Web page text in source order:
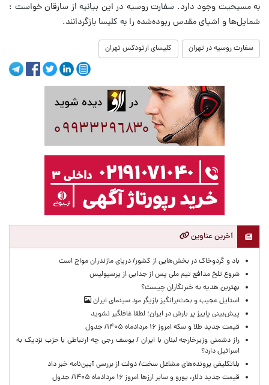
به مسیحیت وجود دارد. سفارت روسیه در این بیانیه از سارقان خواست :
شمایل‌ها و اشیای مقدس ربوده‌شده را به کلیسا بازگردانند.
سفارت روسیه در تهران کلیسای ارتودکس تهران
آخرین عناوین
باد و گردوخاک در بخش‌هایی از کشور/ دریای مازندران مواج است
شروع تلخ مدافع تیم ملی پس از جدایی از پرسپولیس
بهترین هدیه به خبرنگاران چیست؟
استایل عجیب و بحث‌برانگیز بازیگر مرد سینمای ایران
پیش‌بینی پاییز پر بارش در ایران؛ لطفا غافلگیر نشوید
قیمت جدید طلا و سکه امروز ۱۶ مردادماه ۱۴۰۵/ جدول
راز دشمنی وزیرخارجه لبنان با ایران / یوسف رجی چه ارتباطی با حزب نزدیک به
اسرائیل دارد؟
بلاتکلیفی پرونده‌های مشاغل سخت/ دولت از بررسی آیین‌نامه خبر داد
قیمت جدید دلار، یورو و سایر ارزها امروز ۱۶ مردادماه ۱۴۰۵/ جدول